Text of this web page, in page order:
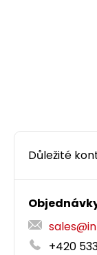
Důležité
+420